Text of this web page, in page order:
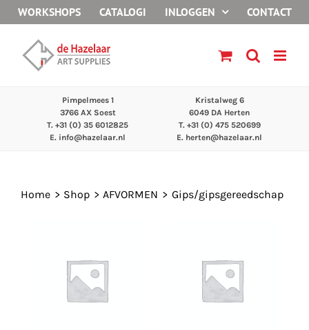
naar
inhoud
WORKSHOPS CATALOGI INLOGGEN CONTACT
Pimpelmees 1
3766 AX Soest
T. +31 (0) 35 6012825
E. info@hazelaar.nl
Kristalweg 6
6049 DA Herten
T. +31 (0) 475 520699
E. herten@hazelaar.nl
Home Shop AFVORMEN Gips/gipsgereedschap